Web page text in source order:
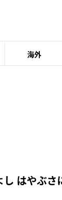
海外
はやぶさ